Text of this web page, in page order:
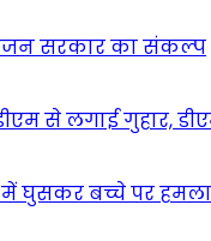
इंजन सरकार का संकल्प
से लगाई गुहार,
घुसकर बच्चे पर हमला